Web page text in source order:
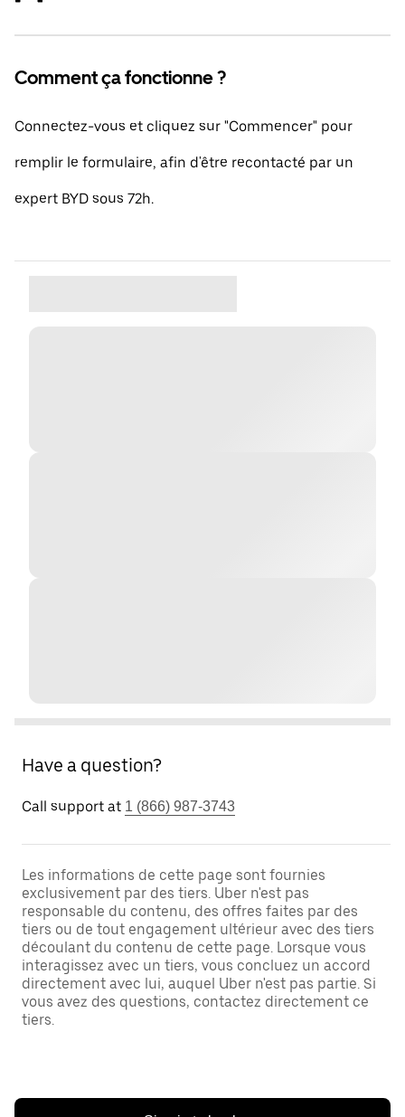
Comment ça fonctionne ?
Connectez-vous et cliquez sur "Commencer" pour
remplir le formulaire, afin d'être recontacté par un
expert BYD sous 72h.
Have a question?
Call support at 1 (866) 987-3743
Les informations de cette page sont fournies
exclusivement par des tiers. Uber n'est pas
responsable du contenu, des offres faites par des
tiers ou de tout engagement ultérieur avec des tiers
découlant du contenu de cette page. Lorsque vous
interagissez avec un tiers, vous concluez un accord
directement avec lui, auquel Uber n'est pas partie. Si
vous avez des questions, contactez directement ce
tiers.